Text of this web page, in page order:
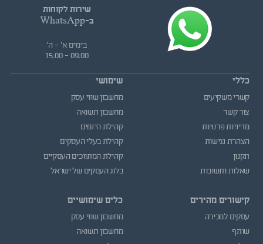
שירות לקוחות
ב-WhatsApp
בימים א' - ה'
09:00 - 15:00
כללי
קשרי משקיעים
צור קשר
מדיניות פרטיות
הצהרת נגישות
תקנון
שאלות ותשובות
קישורים מהירים
עסקים למכירה
שותף
שימושי
מחשבון שווי עסק
מחשבון תשואה
קהילת היזמים
קהילת בעלי העסקים
קהילת המתווכים העסקיים
בלוג העסקים של ישראל
כלים שימושיים
מחשבון שווי עסק
מחשבון תשואה